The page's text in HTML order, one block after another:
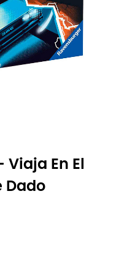
En El
Dado